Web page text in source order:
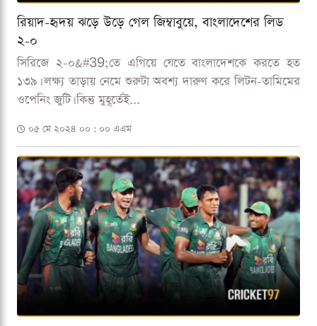
রিয়াদ-হৃদয় ঝড়ে উড়ে গেল জিম্বাবুয়ে, বাংলাদেশের লিড
২-০
সিরিজে ২-০&#39;তে এগিয়ে যেতে বাংলাদেশকে করতে হত
১৩৯। লক্ষ্য তাড়ায় নেমে শুরুটা অবশ্য দারুণ করে লিটন-তামিমের
ওপেনিং জুটি। কিন্তু মুহূর্তেই...
০৫ মে ২০২৪ ০০ : ০০ এএম